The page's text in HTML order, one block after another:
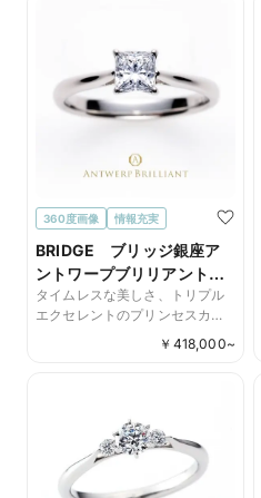
360度画像 情報充実
BRIDGE ブリッジ銀座ア
ントワープブリリアント
ギャラリー
タイムレスな美しさ、トリプル
エクセレントのプリンセスカッ
トで作る婚約指輪 MAJESTY
￥ 418,000~